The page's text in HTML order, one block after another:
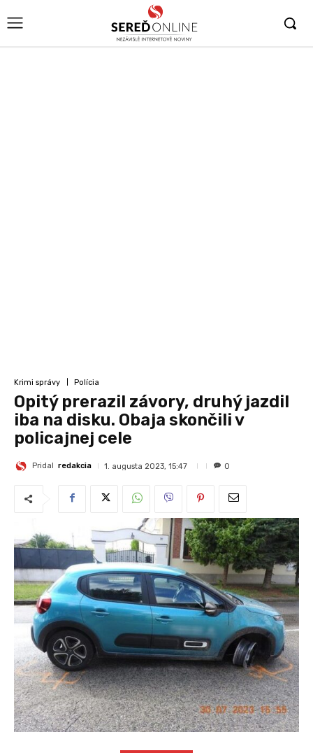
Krimi správy Polícia
Opitý prerazil závory, druhý jazdil
iba na disku. Obaja skončili v
policajnej cele
Pridal redakcia 1. augusta 2023, 15:47 0